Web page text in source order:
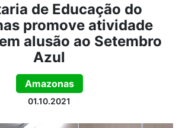
de Educação do
promove atividade
alusão ao Setembro
Azul
Amazonas
01.10.2021